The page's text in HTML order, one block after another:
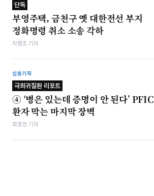
단독
부영주택, 금천구 옛 대한전선 부지
정화명령 취소 소송 각하
차형조 기자
심층기획
극희귀질환 리포트
④ ‘병은 있는데 증명이 안 된다’ PFIC
환자 막는 마지막 장벽
최영찬 기자